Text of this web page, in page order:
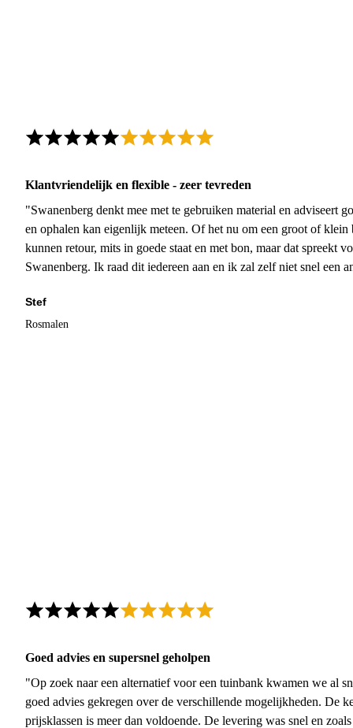
Klantvriendelijk en flexible - zeer tevreden
"Swanenberg denkt mee met te gebruiken material en adviseert
en ophalen kan eigenlijk meteen. Of het nu om een groot of
kunnen retour, mits in goede staat en met bon, maar dat spreekt
Swanenberg. Ik raad dit iedereen aan en ik zal zelf niet snel een
Stef
Rosmalen
Goed advies en supersnel geholpen
"Op zoek naar een alternatief voor een tuinbank kwamen we al
goed advies gekregen over de verschillende mogelijkheden. De
prijsklassen is meer dan voldoende. De levering was snel en